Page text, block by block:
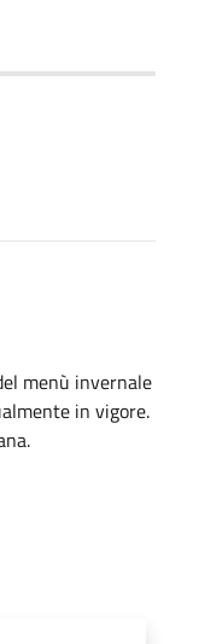
menù invernale
in vigore.